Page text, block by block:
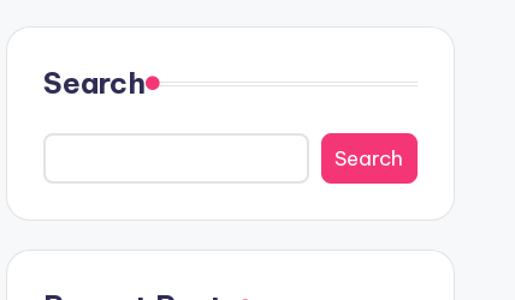
Search
Search